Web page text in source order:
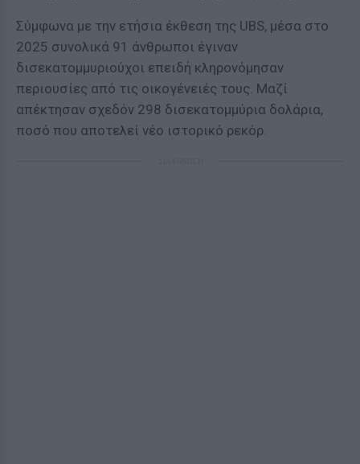
Σύμφωνα με την ετήσια έκθεση της UBS, μέσα στο
2025 συνολικά 91 άνθρωποι έγιναν
δισεκατομμυριούχοι επειδή κληρονόμησαν
περιουσίες από τις οικογένειές τους. Μαζί
απέκτησαν σχεδόν 298 δισεκατομμύρια δολάρια,
ποσό που αποτελεί νέο ιστορικό ρεκόρ.